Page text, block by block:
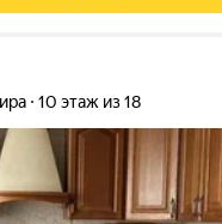
10 этаж из 18